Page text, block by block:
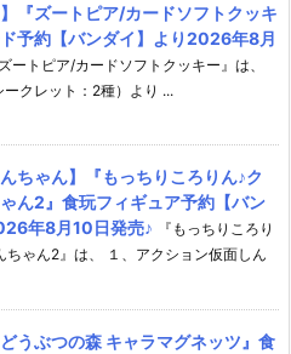
】『ズートピア/カードソフトクッキ
予約【バンダイ】より2026年8月
ズートピア/カードソフトクッキー』は、
クレット：2種）より ...
んちゃん】『もっちりころりん♪ク
ん2』食玩フィギュア予約【バン
年8月10日発売♪
『もっちりころり
ちゃん2』は、 １、アクション仮面しん
どうぶつの森 キャラマグネッツ』食